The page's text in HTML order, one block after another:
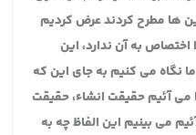
ها مطرح کردند عرض کردیم
به آن ندارد، این
ما نگاه می کنیم به جای این که
می آئیم حقیقت انشاء، حقیقت
می بینیم این الفاظ چه به